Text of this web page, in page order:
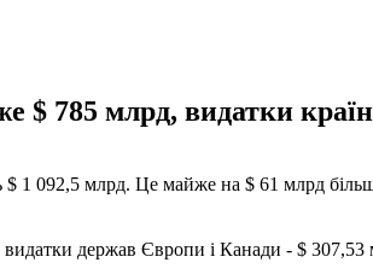
$ 785 млрд, видатки
1 092,5 млрд. Це майже на $ 61 млрд
держав Європи і Канади - $ 307,53